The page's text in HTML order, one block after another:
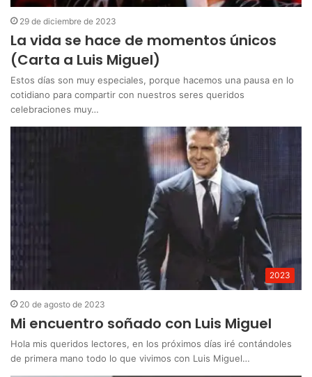
29 de diciembre de 2023
La vida se hace de momentos únicos
(Carta a Luis Miguel)
Estos días son muy especiales, porque hacemos una pausa en lo
cotidiano para compartir con nuestros seres queridos
celebraciones muy…
2023
20 de agosto de 2023
Mi encuentro soñado con Luis Miguel
Hola mis queridos lectores, en los próximos días iré contándoles
de primera mano todo lo que vivimos con Luis Miguel…